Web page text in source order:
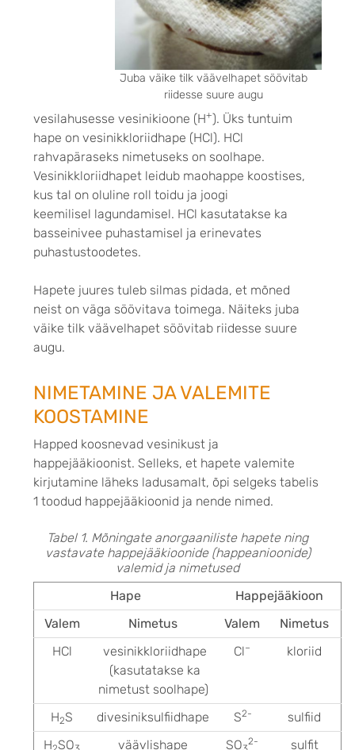
Juba väike tilk väävelhapet söövitab
riidesse suure augu
vesilahusesse vesinikioone (H+). Üks tuntuim
hape on vesinikkloriidhape (HCl). HCl
rahvapäraseks nimetuseks on soolhape.
Vesinikkloriidhapet leidub maohappe koostises,
kus tal on oluline roll toidu ja joogi
keemilisel lagundamisel. HCl kasutatakse ka
basseinivee puhastamisel ja erinevates
puhastustoodetes.
Hapete juures tuleb silmas pidada, et mõned
neist on väga söövitava toimega. Näiteks juba
väike tilk väävelhapet söövitab riidesse suure
augu.
NIMETAMINE JA VALEMITE
KOOSTAMINE
Happed koosnevad vesinikust ja
happejääkioonist. Selleks, et hapete valemite
kirjutamine läheks ladusamalt, õpi selgeks tabelis
1 toodud happejääkioonid ja nende nimed.
Tabel 1. Mõningate anorgaaniliste hapete ning
vastavate happejääkioonide (happeanioonide)
valemid ja nimetused
Hape
Happejääkioon
Valem
Nimetus Valem
Nimetus
HCl
vesinikkloriidhape
(kasutatakse ka
nimetust soolhape)
Cl– kloriid
H2S divesiniksulfiidhape S2-
sulfiid
H SO väävlishape SO 2-
sulfit